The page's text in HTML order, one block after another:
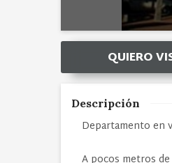
QUIERO
Descripción
Departamento en